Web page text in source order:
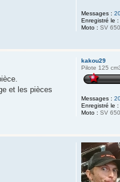
Messages :
Enregistré le :
Moto : SV
kakou29
Pilote 125
Messages :
Enregistré le :
Moto : SV
et les pièces